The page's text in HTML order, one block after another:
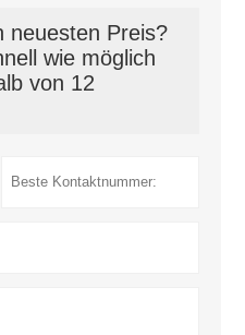
neuesten Preis?
wie möglich
von 12